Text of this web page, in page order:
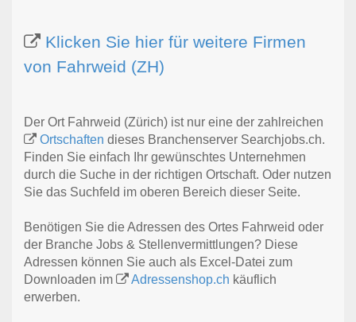
Klicken Sie hier für weitere Firmen
von Fahrweid (ZH)
Der Ort Fahrweid (Zürich) ist nur eine der zahlreichen
Ortschaften dieses Branchenserver Searchjobs.ch.
Finden Sie einfach Ihr gewünschtes Unternehmen
durch die Suche in der richtigen Ortschaft. Oder nutzen
Sie das Suchfeld im oberen Bereich dieser Seite.
Benötigen Sie die Adressen des Ortes Fahrweid oder
der Branche Jobs & Stellenvermittlungen? Diese
Adressen können Sie auch als Excel-Datei zum
Downloaden im
Adressenshop.ch käuflich
erwerben.